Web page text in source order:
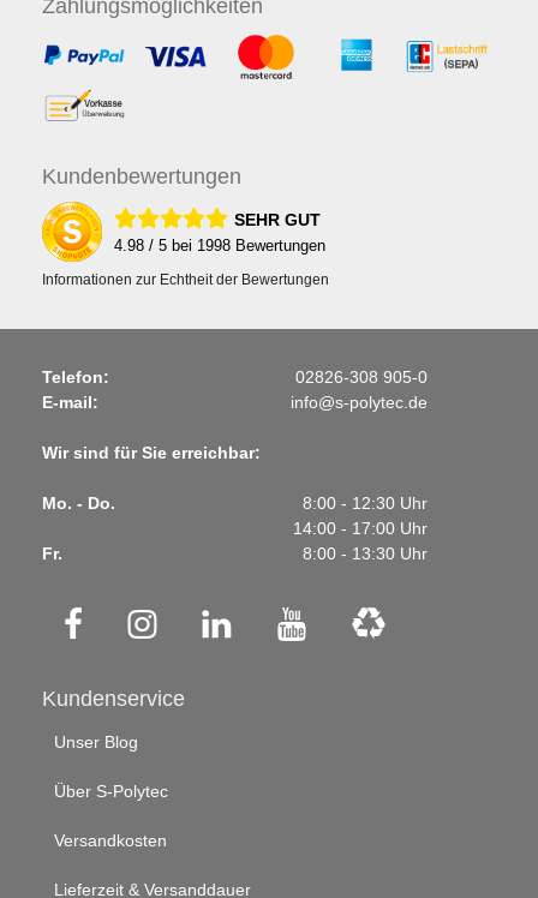
Zahlungsmöglichkeiten
Kundenbewertungen
SEHR GUT
4.98 / 5 bei 1998 Bewertungen
Informationen zur Echtheit der Bewertungen
Telefon:
02826-308 905-0
E-mail:
info@s-polytec.de
Wir sind für Sie erreichbar:
Mo. - Do.
8:00 - 12:30 Uhr
14:00 - 17:00 Uhr
Fr.
8:00 - 13:30 Uhr
Kundenservice
Unser Blog
Über S-Polytec
Versandkosten
Lieferzeit & Versanddauer